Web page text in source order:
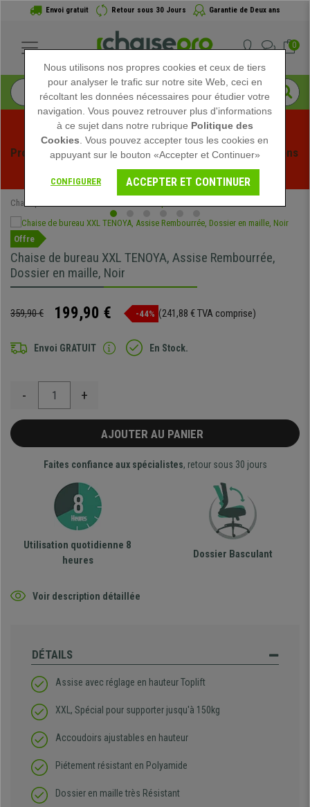
Envoi gratuit Retour sous 30 Jours Garantie de Deux ans
0
Profitez des soldes d'été chez Chaisepro ! Des réductions
exclusives pour une durée limitée - Voir l'offre
Chaisepro
Offre
Chaise de bureau XXL TENOYA, Assise Rembourrée,
Dossier en maille, Noir
359,90 € 199,90 € -44% (241,88 € TVA comprise)
Envoi GRATUIT En Stock.
- +
AJOUTER AU PANIER
Faites confiance aux spécialistes, retour sous 30 jours
Utilisation quotidienne 8
heures
Dossier Basculant
Voir description détaillée
DÉTAILS
Assise avec réglage en hauteur Toplift
XXL, Spécial pour supporter jusqu'à 150kg
Accoudoirs ajustables en hauteur
Piétement résistant en Polyamide
Dossier en maille très Résistant
Nous utilisons nos propres cookies et ceux de tiers
pour analyser le trafic sur notre site Web, ceci en
récoltant les données nécessaires pour étudier votre
navigation. Vous pouvez retrouver plus d'informations
à ce sujet dans notre rubrique Politique des
Cookies . Vous pouvez accepter tous les cookies en
appuyant sur le bouton «Accepter et Continuer»
CONFIGURER ACCEPTER ET CONTINUER